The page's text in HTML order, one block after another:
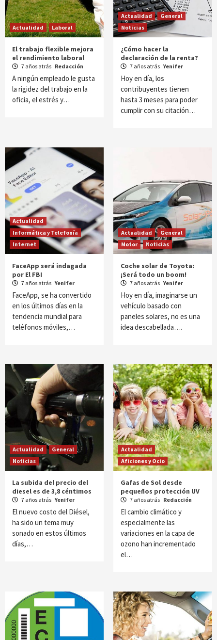
Actualidad Laboral
El trabajo flexible mejora
el rendimiento laboral
7 años atrás Redacción
A ningún empleado le gusta
la rigidez del trabajo en la
oficia, el estrés y…
Actualidad
General
Noticias
¿Cómo hacer la
declaración de la renta?
7 años atrás Yenifer
Hoy en día, los
contribuyentes tienen
hasta 3 meses para poder
cumplir con su citación…
Actualidad
Informática y Telefonía
Internet
FaceApp será indagada
por El FBI
7 años atrás Yenifer
FaceApp, se ha convertido
en los últimos días en la
tendencia mundial para
teléfonos móviles,…
Actualidad
General
Motor
Noticias
Coche solar de Toyota:
¡Será todo un boom!
7 años atrás Yenifer
Hoy en día, imaginarse un
vehículo basado con
paneles solares, no es una
idea descabellada….
Actualidad
General
Noticias
La subida del precio del
diesel es de 3,8 céntimos
7 años atrás Yenifer
El nuevo costo del Diésel,
ha sido un tema muy
sonado en estos últimos
días,…
Actualidad
Aficiones y Ocio
Gafas de Sol desde
pequeños protección UV
7 años atrás Redacción
El cambio climático y
especialmente las
variaciones en la capa de
ozono han incrementado
el…